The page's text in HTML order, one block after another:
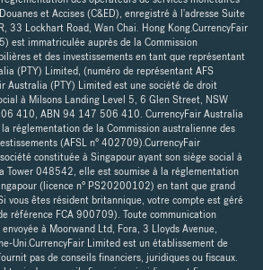
et Accises (C&ED), enregistré à l'adresse Suite
33 Lockhart Road, Wan Chai. Hong Kong.CurrencyFair
est immatriculée auprès de la Commission
et des investissements en tant que représentant
(PTY) Limited, (numéro de représentant AFS
Australia (PTY) Limited est une société de droit
à Milsons Landing Level 5, 6 Glen Street, NSW
410, ABN 94 147 506 410. CurrencyFair Australia
réglementation de la Commission australienne des
(AFSL n° 402709).CurrencyFair
constituée à Singapour ayant son siège social à
Tower 048542, elle est soumise à la réglementation
(licence n° PS20200102) en tant que grand
vous êtes résident britannique, votre compte est géré
référence FCA 900709). Toute communication
à Moorwand Ltd, Fora, 3 Lloyds Avenue,
Uni.CurrencyFair Limited est un établissement de
pas de conseils financiers, juridiques ou fiscaux.